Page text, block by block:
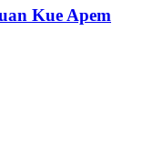
Kue Apem